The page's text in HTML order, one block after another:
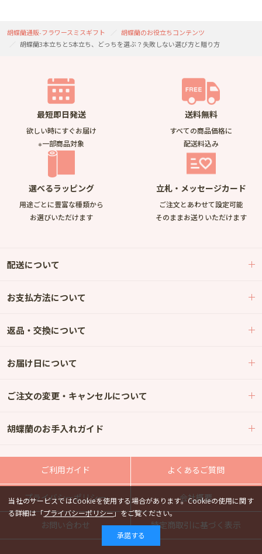
胡蝶蘭通販-フラワースミスギフト
胡蝶蘭のお役立ちコンテンツ
胡蝶蘭3本立ちと5本立ち、どっちを選ぶ？失敗しない選び方と贈り方
最短即日発送
欲しい時にすぐお届け
※一部商品対象
送料無料
すべての商品価格に
配送料込み
選べるラッピング
用途ごとに豊富な種類から
お選びいただけます
立札・メッセージカード
ご注文とあわせて設定可能
そのままお送りいただけます
配送について
お支払方法について
返品・交換について
お届け日について
ご注文の変更・キャンセルについて
胡蝶蘭のお手入れガイド
ご利用ガイド よくあるご質問
プライバシーポリシー 会社概要
お問い合わせ 特定商取引に基づく表示
当社のサービスではCookieを使用する場合があります。Cookieの使用に関す
る詳細は「プライバシーポリシー」をご覧ください。
承諾する